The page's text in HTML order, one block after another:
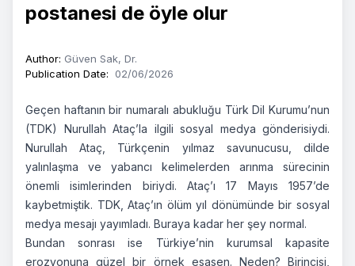
postanesi de öyle olur
Author: Güven Sak, Dr.
Publication Date: 02/06/2026
Geçen haftanın bir numaralı abukluğu Türk Dil Kurumu’nun
(TDK) Nurullah Ataç’la ilgili sosyal medya gönderisiydi.
Nurullah Ataç, Türkçenin yılmaz savunucusu, dilde
yalınlaşma ve yabancı kelimelerden arınma sürecinin
önemli isimlerinden biriydi. Ataç’ı 17 Mayıs 1957’de
kaybetmiştik. TDK, Ataç’ın ölüm yıl dönümünde bir sosyal
medya mesajı yayımladı. Buraya kadar her şey normal.
Bundan sonrası ise Türkiye’nin kurumsal kapasite
erozyonuna güzel bir örnek esasen. Neden? Birincisi,